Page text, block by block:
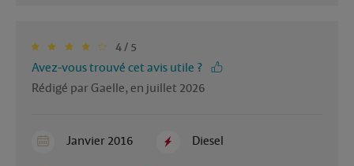
4 / 5
Avez-vous trouvé cet avis utile ?
Rédigé par Gaelle, en juillet 2026
Janvier 2016 Diesel